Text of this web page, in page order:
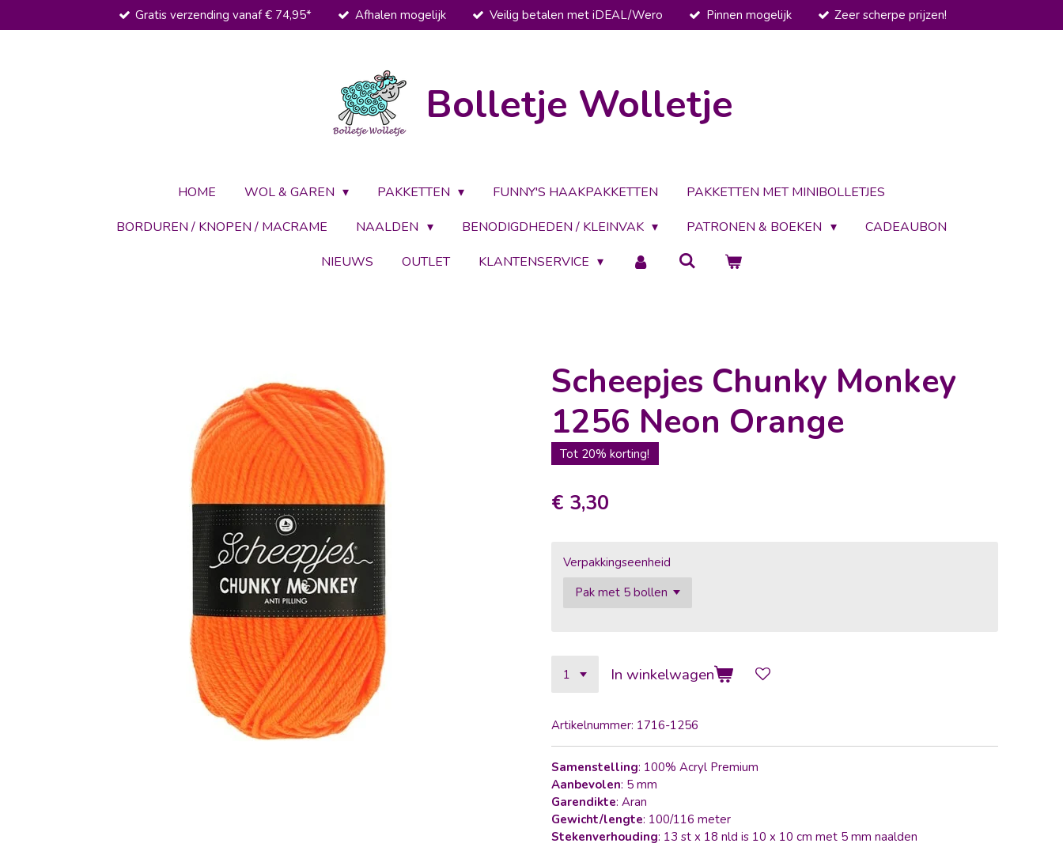
direct
Gratis verzending vanaf € 74,95* Afhalen mogelijk Veilig betalen met iDEAL/Wero Pinnen mogelijk Zeer scherpe prijzen!
Bolletje Wolletje
HOME WOL & GAREN PAKKETTEN FUNNY'S HAAKPAKKETTEN
PAKKETTEN MET MINIBOLLETJES
BORDUREN / KNOPEN / MACRAME
NAALDEN BENODIGDHEDEN / KLEINVAK PATRONEN & BOEKEN
CADEAUBON
NIEUWS
OUTLET KLANTENSERVICE
Scheepjes Chunky Monkey
1256 Neon Orange
Tot 20% korting!
€ 3,30
Verpakkingseenheid
In winkelwagen
Artikelnummer: 1716-1256
Samenstelling: 100% Acryl Premium
Aanbevolen: 5 mm
Garendikte: Aran
Gewicht/lengte: 100/116 meter
Stekenverhouding: 13 st x 18 nld is 10 x 10 cm met 5 mm naalden